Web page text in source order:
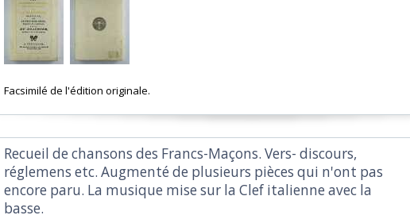
‎Facsimilé de l'édition originale. ‎
‎Recueil de chansons des Francs-Maçons. Vers- discours,
réglemens etc. Augmenté de plusieurs pièces qui n'ont pas
encore paru. La musique mise sur la Clef italienne avec la
basse.‎